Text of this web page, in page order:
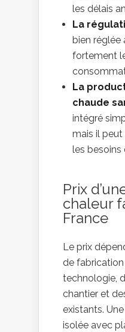
les délais
La
bien réglée
fortement
La
chaude
intégré
mais il peut
les besoins
Prix
chaleur
France
Le prix
de
technologie,
chantier et
existants.
isolée avec